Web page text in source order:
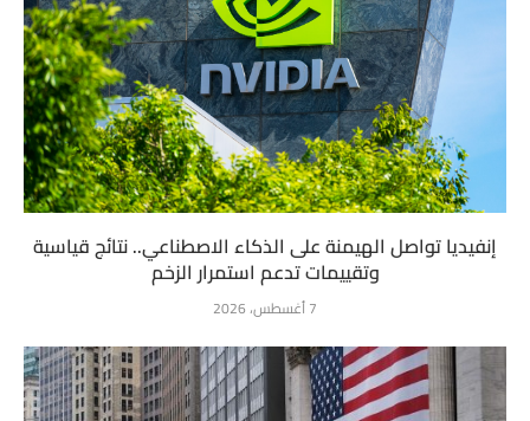
إنفيديا تواصل الهيمنة على الذكاء الاصطناعي.. نتائج قياسية
وتقييمات تدعم استمرار الزخم
7 أغسطس، 2026